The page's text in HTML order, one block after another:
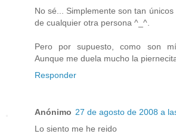
No sé... Simplemente son tan
de cualquier otra persona ^_^.
Pero por supuesto, como son
Aunque me duela mucho la
Responder
Anónimo 27 de agosto de 2008 a
Lo siento me he reido